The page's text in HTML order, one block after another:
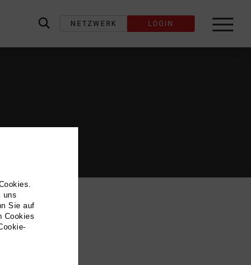
label_search
NETZWERK LOGIN
uns
Sie auf
Cookies